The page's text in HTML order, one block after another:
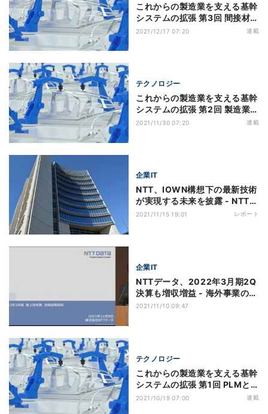
これからの製造業を支える基幹
システムの拡張 第3回 間接材在
庫の最適化
2021/12/17 07:20 連載
テクノロジー
これからの製造業を支える基幹
システムの拡張 第2回 製造業に
おける顧客情報の活用
2021/11/30 07:20 連載
企業IT
NTT、IOWN構想下の最新技術
が実現する未来を披露 - NTT
R&Dフォーラム
2021/11/15 19:01 レポート
企業IT
NTTデータ、2022年3月期2Q
決算も増収増益 - 海外事業の改
革が奏功
2021/11/10 09:47
テクノロジー
これからの製造業を支える基幹
システムの拡張 第1回 PLMと
ERP連携による多品種少量生産
2021/10/19 07:00 連載